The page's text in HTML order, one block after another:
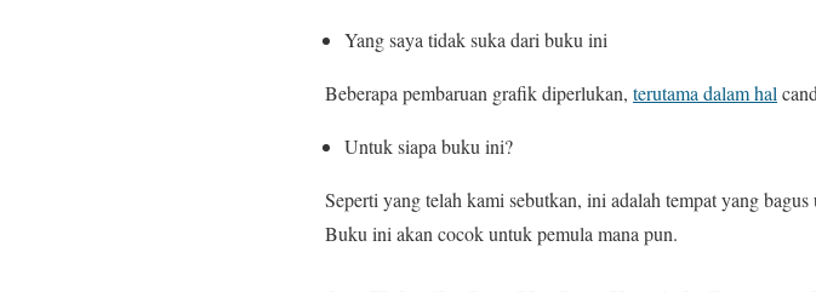
Yang saya tidak suka dari buku ini
Beberapa pembaruan grafik diperlukan, terutama dalam hal
Untuk siapa buku ini?
Seperti yang telah kami sebutkan, ini adalah tempat yang
Buku ini akan cocok untuk pemula mana pun.